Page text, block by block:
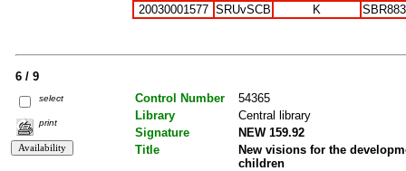
20030001577 SRUvSCB K
6 / 9
select
print
Control Number
54365
Library
Central library
Signature
NEW 159.92
Title
New visions for the
children